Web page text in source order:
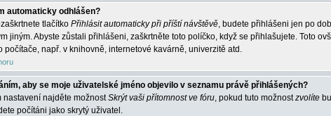
automaticky odhlášen?
tlačítko Přihlásit automaticky při příští návštěvě, budete přihlášeni jen po
jiným. Abyste zůstali přihlášeni, zaškrtněte toto políčko, když se přihlašujete. Toto
počítače, např. v knihovně, internetové kavárně, univerzitě atd.
aby se moje uživatelské jméno objevilo v seznamu právě přihlášených?
nastavení najděte možnostSkrýt vaši přítomnost ve fóru, pokud tuto možnostzvolíte
počítáni jako skrytý uživatel.